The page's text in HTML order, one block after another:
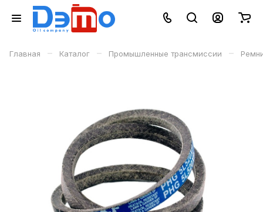
Главная – Каталог – Промышленные трансмиссии –